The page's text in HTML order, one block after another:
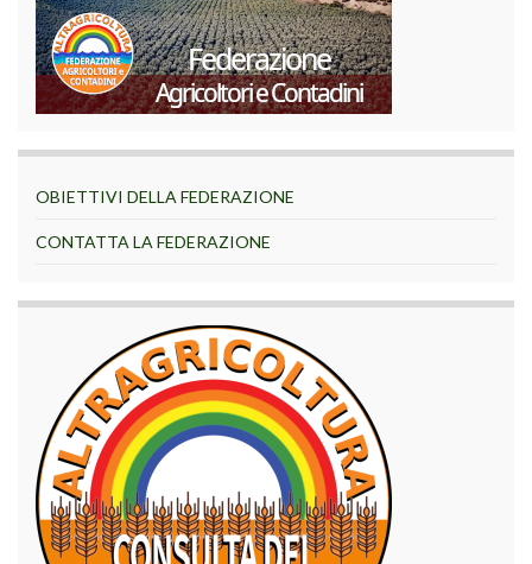
OBIETTIVI DELLA FEDERAZIONE
CONTATTA LA FEDERAZIONE